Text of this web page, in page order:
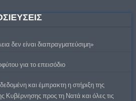
δεν είναι διαπραγματεύσιμη»
για το επεισόδιο
και έμπρακτη η στήριξη της
Κυβέρνησης προς τη Νατά και όλες τις